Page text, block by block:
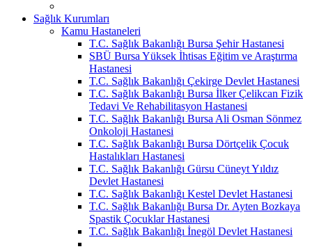
Sağlık Kurumları
Kamu Hastaneleri
T.C. Sağlık Bakanlığı Bursa Şehir Hastanesi
SBÜ Bursa Yüksek İhtisas Eğitim ve Araştırma
Hastanesi
T.C. Sağlık Bakanlığı Çekirge Devlet Hastanesi
T.C. Sağlık Bakanlığı Bursa İlker Çelikcan Fizik
Tedavi Ve Rehabilitasyon Hastanesi
T.C. Sağlık Bakanlığı Bursa Ali Osman Sönmez
Onkoloji Hastanesi
T.C. Sağlık Bakanlığı Bursa Dörtçelik Çocuk
Hastalıkları Hastanesi
T.C. Sağlık Bakanlığı Gürsu Cüneyt Yıldız
Devlet Hastanesi
T.C. Sağlık Bakanlığı Kestel Devlet Hastanesi
T.C. Sağlık Bakanlığı Bursa Dr. Ayten Bozkaya
Spastik Çocuklar Hastanesi
T.C. Sağlık Bakanlığı İnegöl Devlet Hastanesi